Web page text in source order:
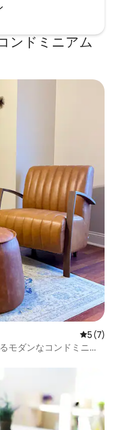
ンドミニアム
レビュー
5 (7)
モダンなコンドミニア